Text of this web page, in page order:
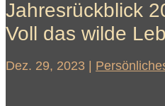
Jahresrückblick
Voll das wilde
Dez. 29, 2023 |